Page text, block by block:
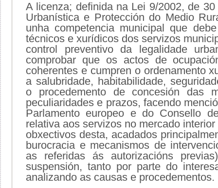
A licenza; definida na Lei 9/2002, de
Urbanística e Protección do Medio
unha competencia municipal que
técnicos e xurídicos dos servizos
control preventivo da legalidade
comprobar que os actos de
coherentes e cumpren o ordenamento
a salubridade, habitabilidade,
o procedemento de concesión das
peculiaridades e prazos, facendo
Parlamento europeo e do Consello
relativa aos servizos no mercado
obxectivos desta, acadados
burocracia e mecanismos de
as referidas ás autorizacións
suspensión, tanto por parte do
analizando as causas e procedementos.